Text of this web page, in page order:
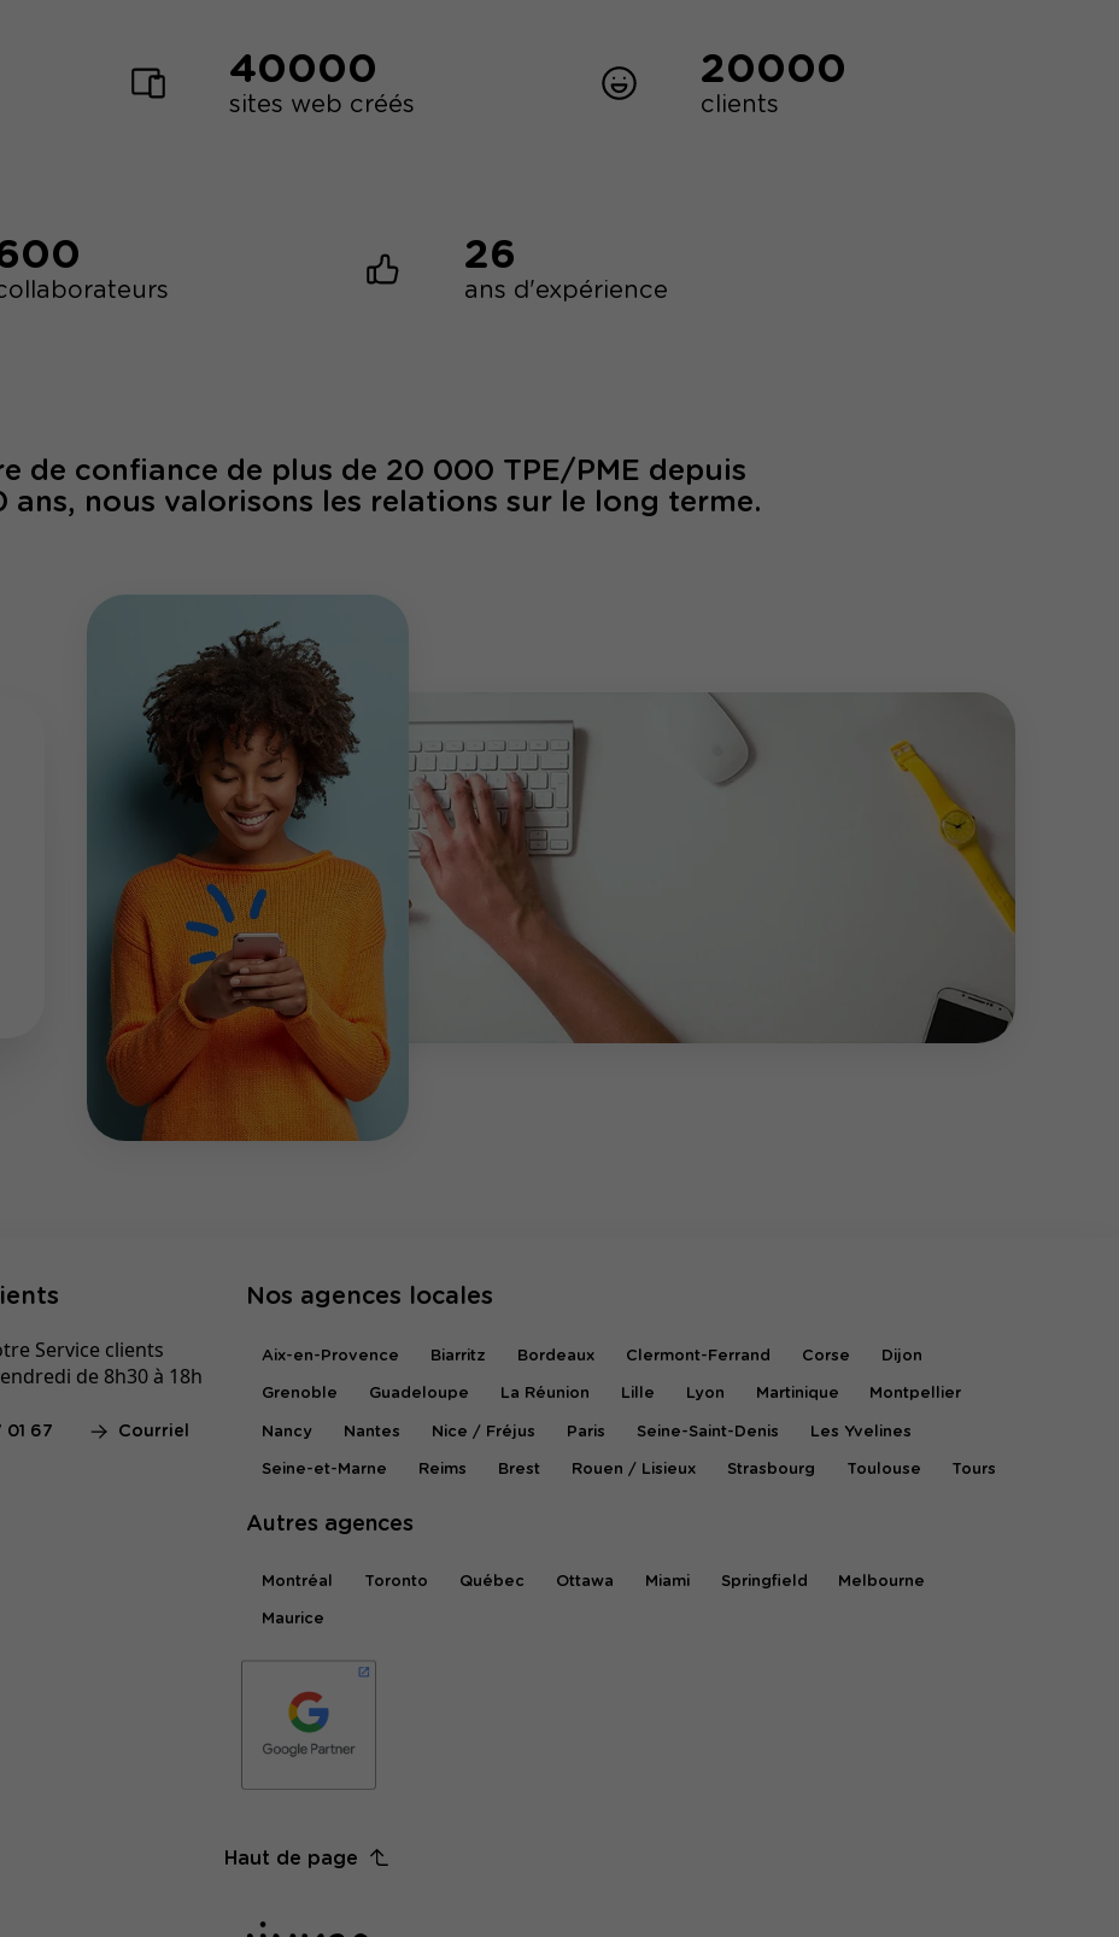
40000
sites web créés
20000
clients
26
ans d'expérience
de confiance de plus de 20 000 TPE/PME depuis
ans, nous valorisons les relations sur le long terme.
Service clients
de 8h30 à 18h
01 67 Courriel
Nos agences locales
Aix-en-Provence Biarritz Bordeaux Clermont-Ferrand Corse Dijon
Grenoble Guadeloupe La Réunion Lille Lyon Martinique Montpellier
Nancy Nantes Nice / Fréjus Paris Seine-Saint-Denis Les Yvelines
Seine-et-Marne Reims Brest Rouen / Lisieux Strasbourg Toulouse Tours
Autres agences
Montréal Toronto Québec Ottawa Miami Springfield Melbourne
Maurice
Haut de page